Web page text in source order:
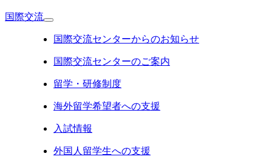
国際交流
国際交流センターからのお知らせ
国際交流センターのご案内
留学・研修制度
海外留学希望者への支援
入試情報
外国人留学生への支援